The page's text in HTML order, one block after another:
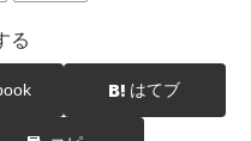
る
はてブ